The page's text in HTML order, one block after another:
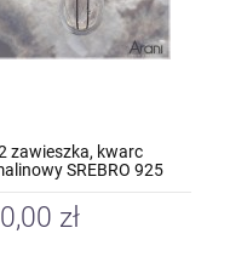
zawieszka, kwarc
SREBRO 925
zł